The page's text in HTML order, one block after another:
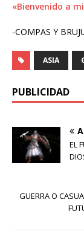
«Bienvenido a
-COMPAS Y
ASIA
PUBLICIDAD
EL
GUERRA O